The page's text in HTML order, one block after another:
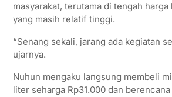
masyarakat, terutama di tengah
yang masih relatif tinggi.
“Senang sekali, jarang ada kegiatan
ujarnya.
Nuhun mengaku langsung membeli
liter seharga Rp31.000 dan